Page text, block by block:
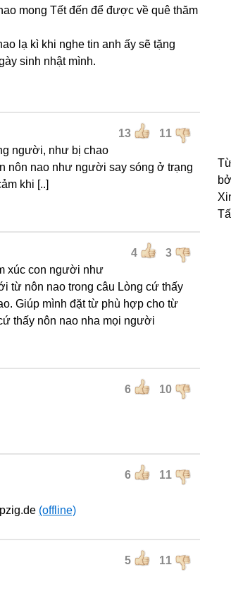
mong Tết đến để được về quê thăm
lạ kì khi nghe tin anh ấy sẽ tặng
sinh nhật mình.
13 11
người, như bị chao
nôn nao như người say sóng ở trạng
khi [..]
4 3
xúc con người như
từ nôn nao trong câu Lòng cứ thấy
Giúp mình đặt từ phù hợp cho từ
thấy nôn nao nha mọi người
6 10
6 11
(offline)
5 11